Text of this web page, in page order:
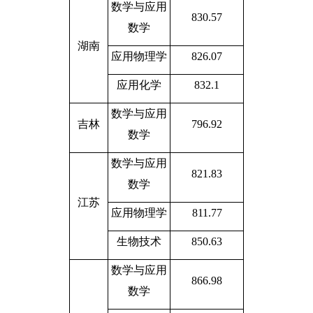
湖南
数学与应用
数学
830.57
应用物理学 826.07
应用化学 832.1
吉林
数学与应用
数学
796.92
江苏
数学与应用
数学
821.83
应用物理学 811.77
生物技术 850.63
数学与应用
数学
866.98